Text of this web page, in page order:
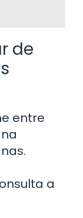
de
entre
a